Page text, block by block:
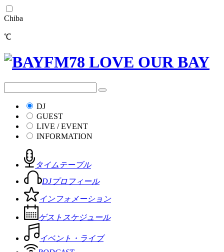
Chiba
℃
DJ
GUEST
LIVE / EVENT
INFORMATION
タイムテーブル
DJプロフィール
インフォメーション
ゲストスケジュール
イベント・ライブ